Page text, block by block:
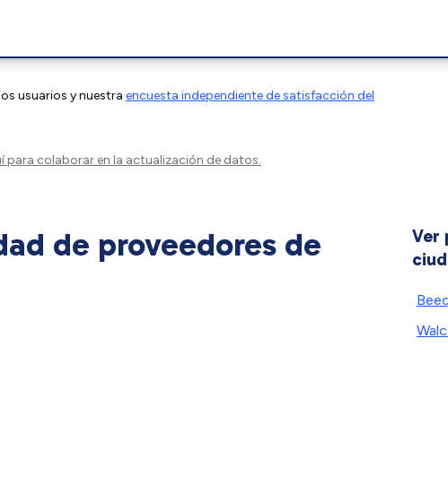
usuarios y nuestra encuesta independiente de satisfacción del
para colaborar en la actualización de datos.
de proveedores de
Ver